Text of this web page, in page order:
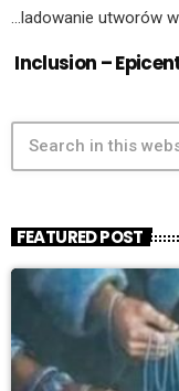
…ladowanie utworów
Inclusion –
FEATURED POST